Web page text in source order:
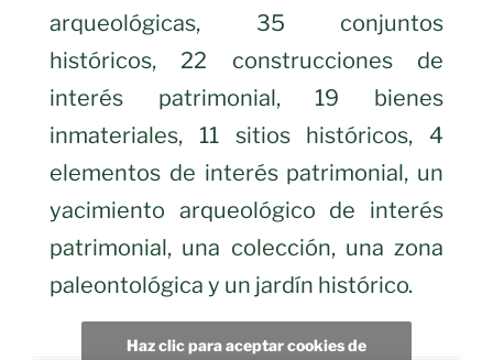
arqueológicas, 35 conjuntos
históricos, 22 construcciones de
interés patrimonial, 19 bienes
inmateriales, 11 sitios históricos, 4
elementos de interés patrimonial, un
yacimiento arqueológico de interés
patrimonial, una colección, una zona
paleontológica y un jardín histórico.
Haz clic para aceptar cookies de